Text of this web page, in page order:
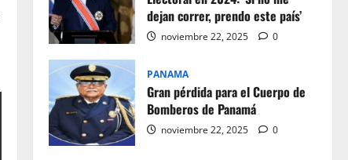
dejan correr, prendo este país’
noviembre 22, 2025 0
PANAMA
Gran pérdida para el Cuerpo de
Bomberos de Panamá
noviembre 22, 2025 0